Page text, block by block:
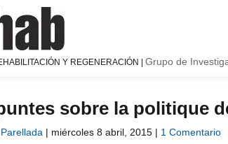
Y REGENERACIÓN | Grupo de
sobre la politique
miércoles 8 abril, 2015 | 1 Comentario